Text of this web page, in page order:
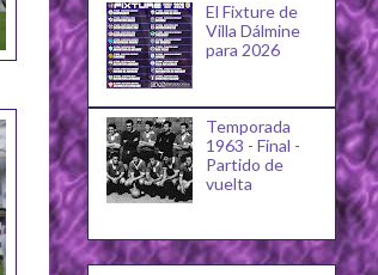
El Fixture de
Villa Dálmine
para 2026
Temporada
1963 - Final -
Partido de
vuelta